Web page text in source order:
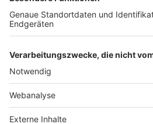
Nutzungsbedingungen Datenschutz